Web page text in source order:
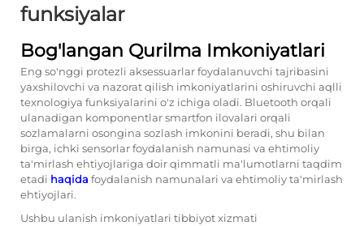
funksiyalar
Bog'langan Qurilma Imkoniyatlari
Eng so'nggi protezli aksessuarlar foydalanuvchi tajribasini
yaxshilovchi va nazorat qilish imkoniyatlarini oshiruvchi aqlli
texnologiya funksiyalarini o'z ichiga oladi. Bluetooth orqali
ulanadigan komponentlar smartfon ilovalari orqali
sozlamalarni osongina sozlash imkonini beradi, shu bilan
birga, ichki sensorlar foydalanish namunasi va ehtimoliy
ta'mirlash ehtiyojlariga doir qimmatli ma'lumotlarni taqdim
etadi haqida foydalanish namunalari va ehtimoliy ta'mirlash
ehtiyojlari.
Ushbu ulanish imkoniyatlari tibbiyot xizmati